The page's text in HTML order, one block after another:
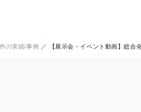
の実績/事例 【展示会・イベント動画】総